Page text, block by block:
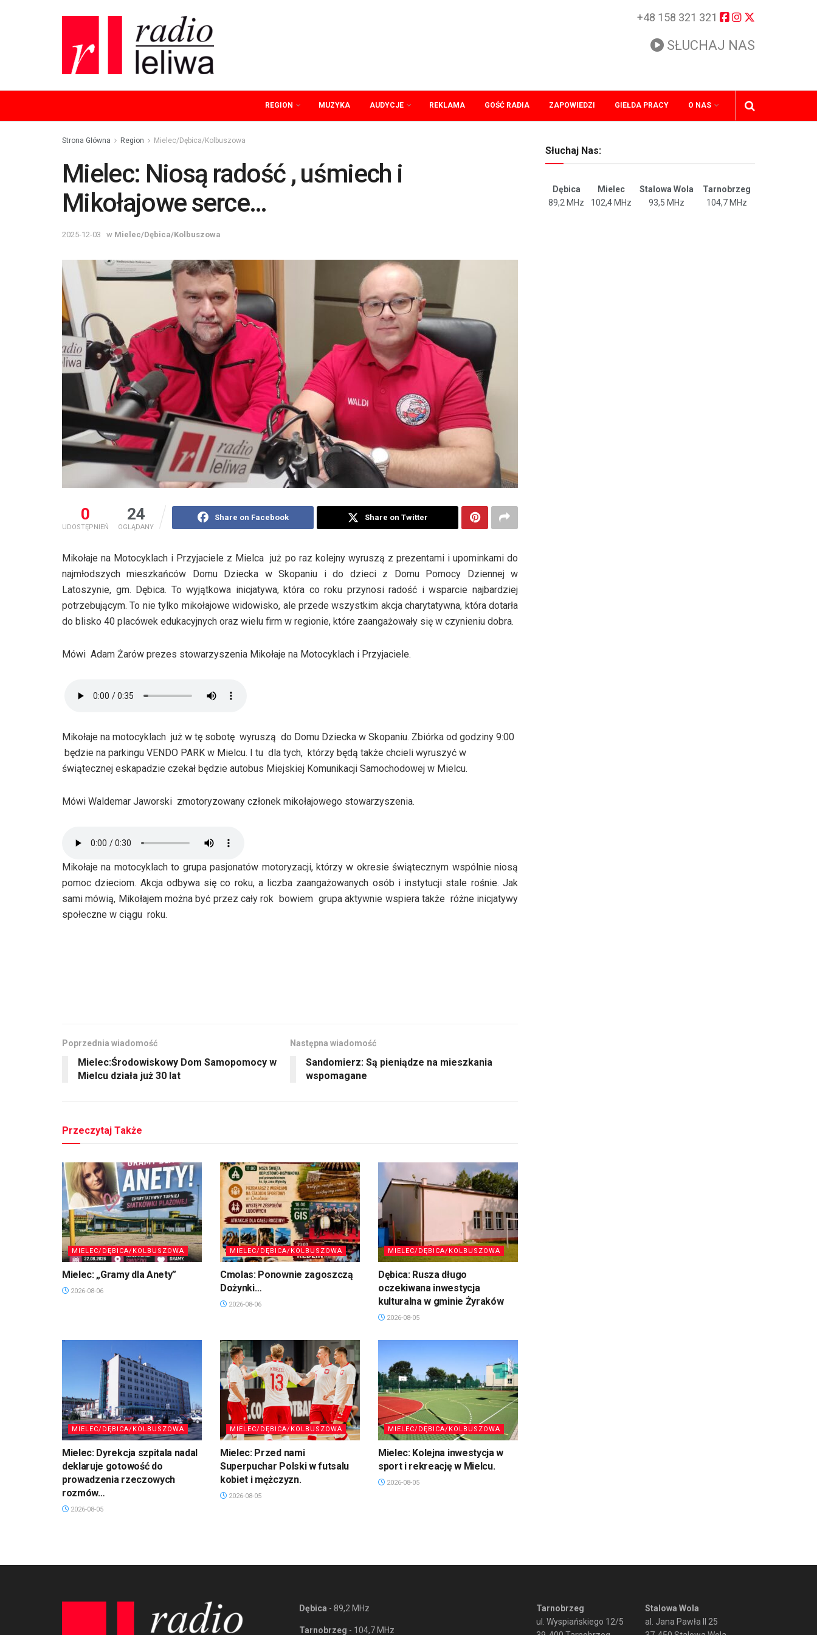
+48 158 321 321
SŁUCHAJ NAS
REGION MUZYKA AUDYCJE REKLAMA GOŚĆ RADIA ZAPOWIEDZI GIEŁDA PRACY O NAS
Strona Główna Region Mielec/Dębica/Kolbuszowa
Mielec: Niosą radość , uśmiech i
Mikołajowe serce…
2025-12-03 w Mielec/Dębica/Kolbuszowa
0
UDOSTĘPNIEŃ
24
OGLĄDANY
Share on Facebook Share on Twitter
Mikołaje na Motocyklach i Przyjaciele z Mielca już po raz kolejny wyruszą z prezentami i upominkami do
najmłodszych mieszkańców Domu Dziecka w Skopaniu i do dzieci z Domu Pomocy Dziennej w
Latoszynie, gm. Dębica. To wyjątkowa inicjatywa, która co roku przynosi radość i wsparcie najbardziej
potrzebującym. To nie tylko mikołajowe widowisko, ale przede wszystkim akcja charytatywna, która dotarła
do blisko 40 placówek edukacyjnych oraz wielu firm w regionie, które zaangażowały się w czynieniu dobra.
Mówi Adam Żarów prezes stowarzyszenia Mikołaje na Motocyklach i Przyjaciele.
Mikołaje na motocyklach już w tę sobotę wyruszą do Domu Dziecka w Skopaniu. Zbiórka od godziny 9:00
będzie na parkingu VENDO PARK w Mielcu. I tu dla tych, którzy będą także chcieli wyruszyć w
świątecznej eskapadzie czekał będzie autobus Miejskiej Komunikacji Samochodowej w Mielcu.
Mówi Waldemar Jaworski zmotoryzowany członek mikołajowego stowarzyszenia.
Mikołaje na motocyklach to grupa pasjonatów motoryzacji, którzy w okresie świątecznym wspólnie niosą
pomoc dzieciom. Akcja odbywa się co roku, a liczba zaangażowanych osób i instytucji stale rośnie. Jak
sami mówią, Mikołajem można być przez cały rok bowiem grupa aktywnie wspiera także różne inicjatywy
społeczne w ciągu roku.
Poprzednia wiadomość
Mielec:Środowiskowy Dom Samopomocy w
Mielcu działa już 30 lat
Następna wiadomość
Sandomierz: Są pieniądze na mieszkania
wspomagane
Przeczytaj Także
MIELEC/DĘBICA/KOLBUSZOWA
Mielec: „Gramy dla Anety”
2026-08-06
MIELEC/DĘBICA/KOLBUSZOWA
Cmolas: Ponownie zagoszczą
Dożynki…
2026-08-06
MIELEC/DĘBICA/KOLBUSZOWA
Dębica: Rusza długo
oczekiwana inwestycja
kulturalna w gminie Żyraków
2026-08-05
MIELEC/DĘBICA/KOLBUSZOWA
Mielec: Dyrekcja szpitala nadal
deklaruje gotowość do
prowadzenia rzeczowych
rozmów…
2026-08-05
MIELEC/DĘBICA/KOLBUSZOWA
Mielec: Przed nami
Superpuchar Polski w futsalu
kobiet i mężczyzn.
2026-08-05
MIELEC/DĘBICA/KOLBUSZOWA
Mielec: Kolejna inwestycja w
sport i rekreację w Mielcu.
2026-08-05
Słuchaj Nas:
Dębica Mielec Stalowa Wola
Tarnobrzeg
89,2 MHz
102,4 MHz 93,5 MHz 104,7 MHz
Dębica - 89,2 MHz
Tarnobrzeg - 104,7 MHz
Tarnobrzeg
ul. Wyspiańskiego 12/5
Stalowa Wola
al. Jana Pawła II 25